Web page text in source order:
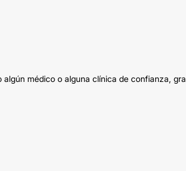
médico o alguna clínica de confianza,